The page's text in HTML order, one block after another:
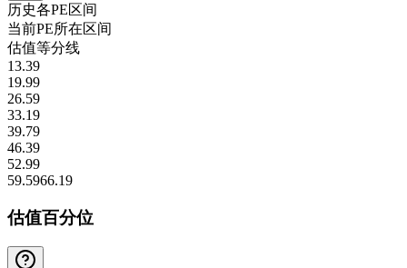
历史各PE区间
当前PE所在区间
估值等分线
13.39
19.99
26.59
33.19
39.79
46.39
52.99
59.5966.19
估值百分位